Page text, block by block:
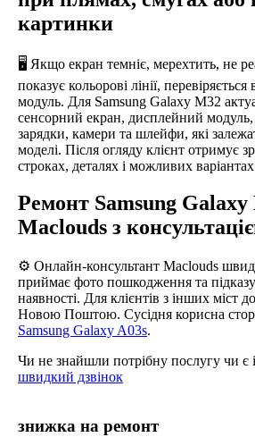
картинки
🖥️ Якщо екран темніє, мерехтить, не
показує кольорові лінії,
модуль. Для Samsung Galaxy M32
сенсорний екран, дисплейний модуль,
зарядки, камери та шлейфи, які
моделі. Після огляду клієнт отримує
строках, деталях і можливих
Ремонт Samsung Galaxy
Maclouds з
⚙️ Онлайн-консультант Maclouds
приймає фото пошкодження та
наявності. Для клієнтів з інших міст
Новою Поштою. Сусідня корисна
Samsung Galaxy A03s.
Чи не знайшли потрібну послугу чи є
швидкий дзвінок
знижка на ремонт